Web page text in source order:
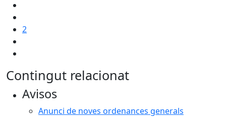
2
Contingut relacionat
Avisos
Anunci de noves ordenances generals